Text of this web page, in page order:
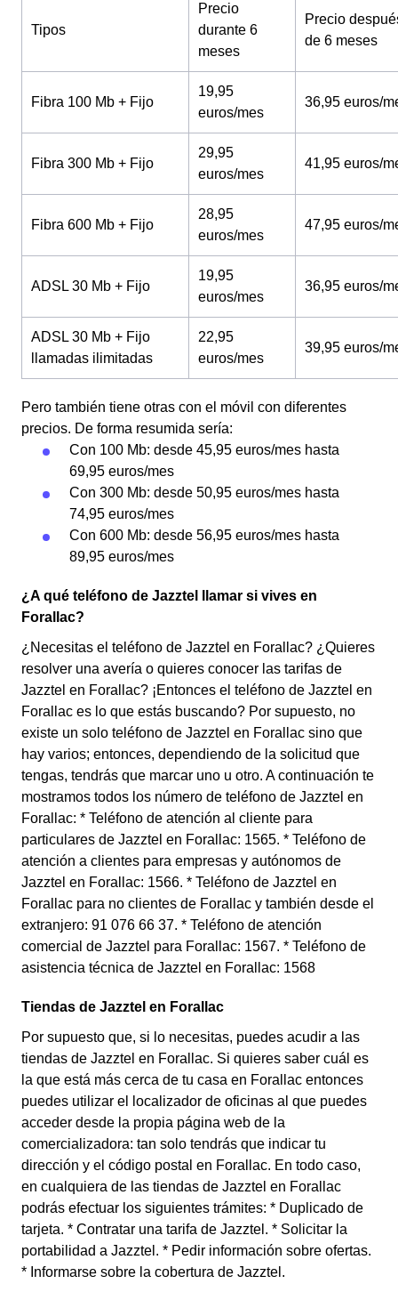
Tipos
Precio
durante 6
meses
Precio
de 6 meses
Fibra 100 Mb + Fijo
19,95
euros/mes
36,95 euros/
Fibra 300 Mb + Fijo
29,95
euros/mes
41,95 euros/
Fibra 600 Mb + Fijo
28,95
euros/mes
47,95 euros/
ADSL 30 Mb + Fijo
19,95
euros/mes
36,95 euros/
ADSL 30 Mb + Fijo
llamadas ilimitadas
22,95
euros/mes
39,95 euros/
Pero también tiene otras con el móvil con diferentes
precios. De forma resumida sería:
Con 100 Mb: desde 45,95 euros/mes hasta
69,95 euros/mes
Con 300 Mb: desde 50,95 euros/mes hasta
74,95 euros/mes
Con 600 Mb: desde 56,95 euros/mes hasta
89,95 euros/mes
¿A qué teléfono de Jazztel llamar si vives en
Forallac?
¿Necesitas el teléfono de Jazztel en Forallac? ¿Quieres
resolver una avería o quieres conocer las tarifas de
Jazztel en Forallac? ¡Entonces el teléfono de Jazztel en
Forallac es lo que estás buscando? Por supuesto, no
existe un solo teléfono de Jazztel en Forallac sino que
hay varios; entonces, dependiendo de la solicitud que
tengas, tendrás que marcar uno u otro. A continuación te
mostramos todos los número de teléfono de Jazztel en
Forallac: * Teléfono de atención al cliente para
particulares de Jazztel en Forallac: 1565. * Teléfono de
atención a clientes para empresas y autónomos de
Jazztel en Forallac: 1566. * Teléfono de Jazztel en
Forallac para no clientes de Forallac y también desde el
extranjero: 91 076 66 37. * Teléfono de atención
comercial de Jazztel para Forallac: 1567. * Teléfono de
asistencia técnica de Jazztel en Forallac: 1568
Tiendas de Jazztel en Forallac
Por supuesto que, si lo necesitas, puedes acudir a las
tiendas de Jazztel en Forallac. Si quieres saber cuál es
la que está más cerca de tu casa en Forallac entonces
puedes utilizar el localizador de oficinas al que puedes
acceder desde la propia página web de la
comercializadora: tan solo tendrás que indicar tu
dirección y el código postal en Forallac. En todo caso,
en cualquiera de las tiendas de Jazztel en Forallac
podrás efectuar los siguientes trámites: * Duplicado de
tarjeta. * Contratar una tarifa de Jazztel. * Solicitar la
portabilidad a Jazztel. * Pedir información sobre ofertas.
* Informarse sobre la cobertura de Jazztel.